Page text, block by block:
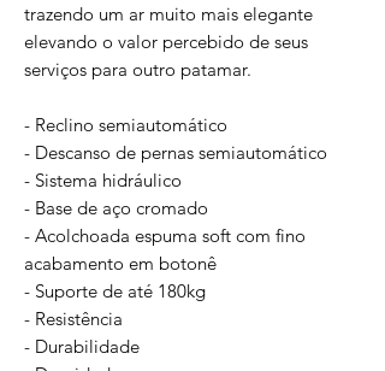
trazendo um ar muito mais elegante
elevando o valor percebido de seus
serviços para outro patamar.
- Reclino semiautomático
- Descanso de pernas semiautomático
- Sistema hidráulico
- Base de aço cromado
- Acolchoada espuma soft com fino
acabamento em botonê
- Suporte de até 180kg
- Resistência
- Durabilidade